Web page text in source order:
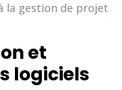
la gestion de projet
et
logiciels